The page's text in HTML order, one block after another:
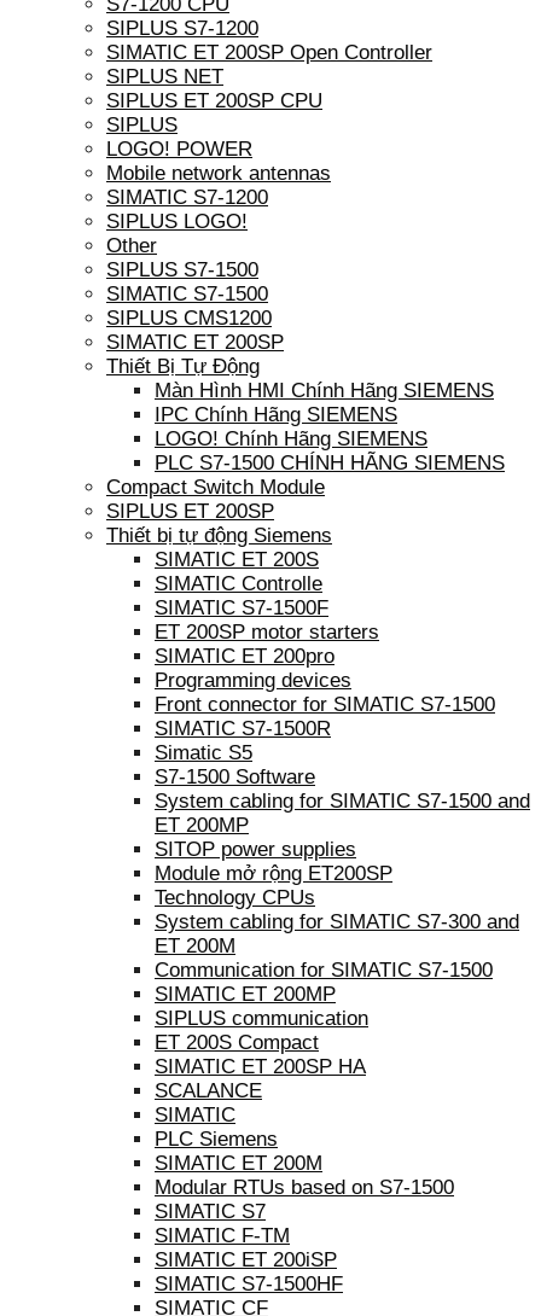
SIPLUS S7-1200
SIMATIC ET 200SP Open Controller
SIPLUS NET
SIPLUS ET 200SP CPU
SIPLUS
LOGO! POWER
Mobile network antennas
SIMATIC S7-1200
SIPLUS LOGO!
Other
SIPLUS S7-1500
SIMATIC S7-1500
SIPLUS CMS1200
SIMATIC ET 200SP
Thiết Bị Tự Động
Màn Hình HMI Chính Hãng SIEMENS
IPC Chính Hãng SIEMENS
LOGO! Chính Hãng SIEMENS
PLC S7-1500 CHÍNH HÃNG SIEMENS
Compact Switch Module
SIPLUS ET 200SP
Thiết bị tự động Siemens
SIMATIC ET 200S
SIMATIC Controlle
SIMATIC S7-1500F
ET 200SP motor starters
SIMATIC ET 200pro
Programming devices
Front connector for SIMATIC S7-1500
SIMATIC S7-1500R
Simatic S5
S7-1500 Software
System cabling for SIMATIC S7-1500 and
ET 200MP
SITOP power supplies
Module mở rộng ET200SP
Technology CPUs
System cabling for SIMATIC S7-300 and
ET 200M
Communication for SIMATIC S7-1500
SIMATIC ET 200MP
SIPLUS communication
ET 200S Compact
SIMATIC ET 200SP HA
SCALANCE
SIMATIC
PLC Siemens
SIMATIC ET 200M
Modular RTUs based on S7-1500
SIMATIC S7
SIMATIC F-TM
SIMATIC ET 200iSP
SIMATIC S7-1500HF
SIMATIC CF